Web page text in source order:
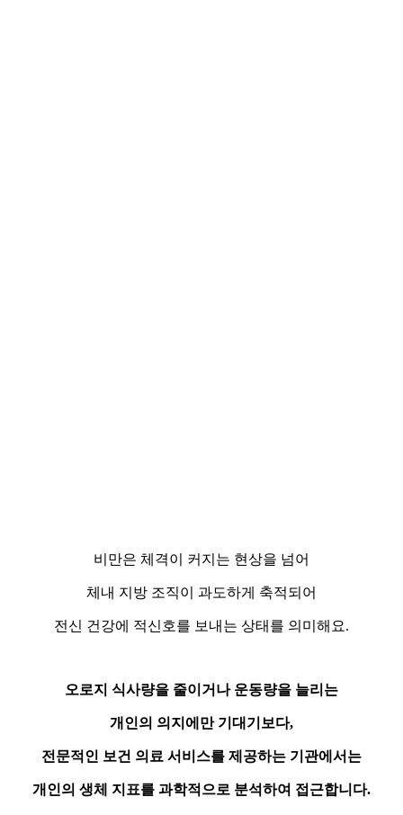
비만은 체격이 커지는 현상을 넘어
체내 지방 조직이 과도하게 축적되어
전신 건강에 적신호를 보내는 상태를 의미해요.
오로지 식사량을 줄이거나 운동량을 늘리는
개인의 의지에만 기대기보다,
전문적인 보건 의료 서비스를 제공하는 기관에서는
개인의 생체 지표를 과학적으로 분석하여 접근합니다.